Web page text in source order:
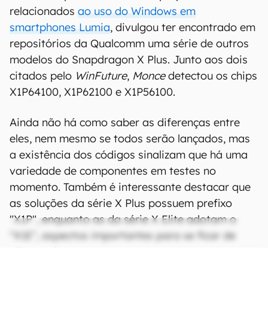
relacionados ao uso do Windows em
smartphones Lumia, divulgou ter encontrado em
repositórios da Qualcomm uma série de outros
modelos do Snapdragon X Plus. Junto aos dois
citados pelo WinFuture, Moncedetectou os chips
X1P64100, X1P62100 e X1P56100.
Ainda não há como saber as diferenças entre
eles, nem mesmo se todos serão lançados, mas
a existência dos códigos sinalizam que há uma
variedade de componentes em testes no
momento. Também é interessante destacar que
as soluções da série X Plus possuem prefixo
"X1P", enquanto as da série X Elite adotam o
"X1E", aspectos importantes para se ficar de
olho em futuros vazamentos.